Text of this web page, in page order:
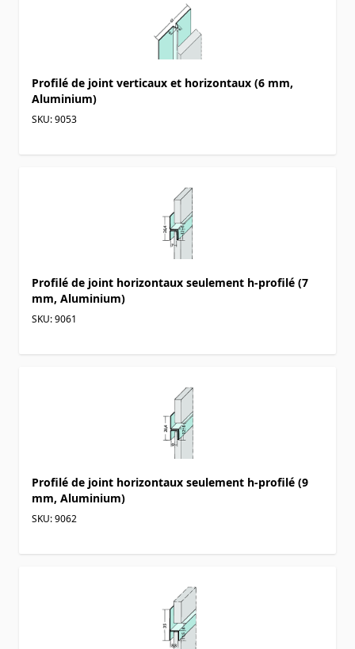
Profilé de joint verticaux et horizontaux (6 mm,
Aluminium)
SKU: 9053
Profilé de joint horizontaux seulement h-profilé (7
mm, Aluminium)
SKU: 9061
Profilé de joint horizontaux seulement h-profilé (9
mm, Aluminium)
SKU: 9062